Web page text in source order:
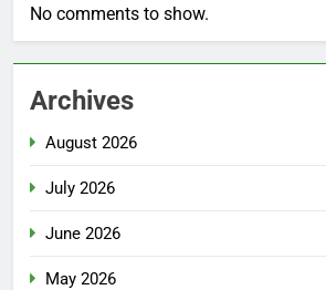
No comments to show.
Archives
August 2026
July 2026
June 2026
May 2026